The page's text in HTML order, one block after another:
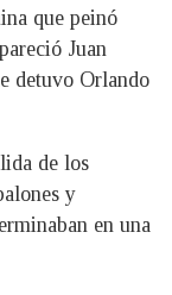
que peinó
Juan
detuvo Orlando
de los
y
en una